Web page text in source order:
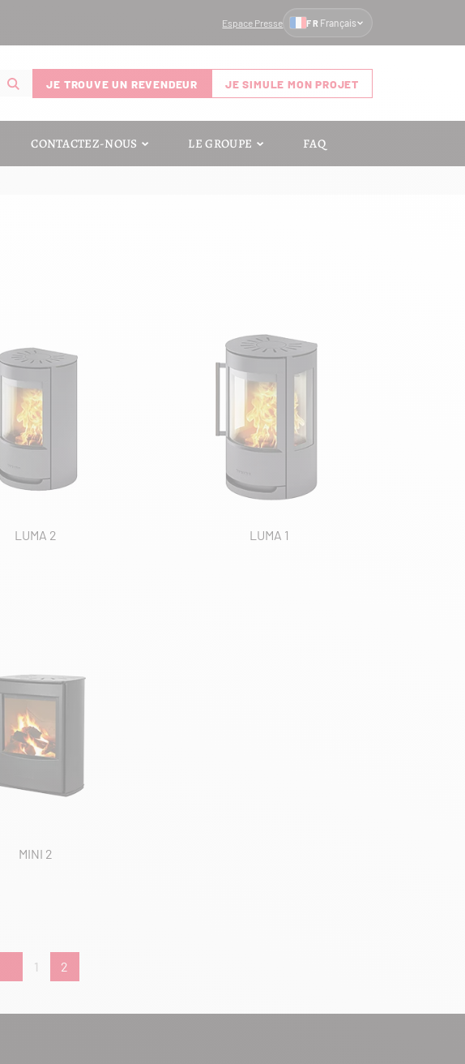
Espace Presse FR Français
JE TROUVE UN REVENDEUR JE SIMULE MON PROJET
CONTACTEZ-NOUS LE GROUPE FAQ
LUMA 2 LUMA 1
MINI 2
1 2